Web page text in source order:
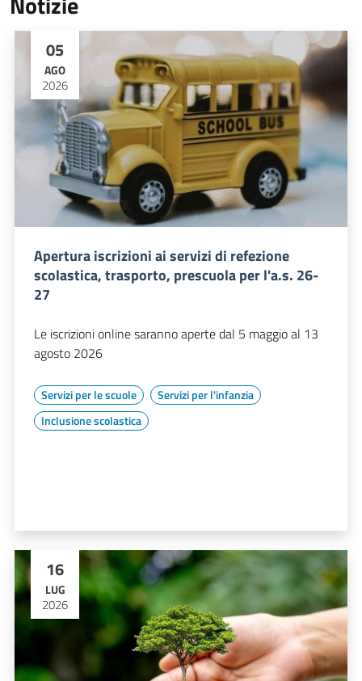
05
AGO
2026
Apertura iscrizioni ai servizi di refezione
scolastica, trasporto, prescuola per l'a.s. 26-
27
Le iscrizioni online saranno aperte dal 5 maggio al 13
agosto 2026
Servizi per le scuole
Servizi per l'infanzia
Inclusione scolastica
16
LUG
2026